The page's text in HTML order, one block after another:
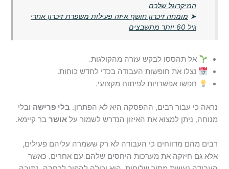
המיקרוגל שלכם
➤ מומחה זיכרון חושף איזה פעילות משפרת זיכרון אחרי
גיל 60 יותר מתשבצים
אל תהססו לבקש עזרה מהקולגות.
נצלו את חופשות העבודה בכדי לחדש כוחות.
חפשו אפשרויות לפיתוח מקצועי.
נראה כי עבור רבים, ההפסקה היא לא הפתרון. בלי פרישה ובלי
מנוחה, ניתן למצוא את האיזון הנדרש לשמור עלאושר בר קיימא.
רבים מהם מדווחים כי העבודה לא רק ששמרה עליהם פעילים,
אלא גם חיזקה את מערכות היחסים שלהם עם אחרים. כאשר